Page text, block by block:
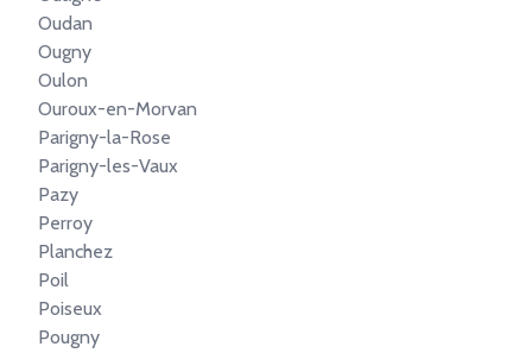
Oudan
Ougny
Oulon
Ouroux-en-Morvan
Parigny-la-Rose
Parigny-les-Vaux
Pazy
Perroy
Planchez
Poil
Poiseux
Pougny